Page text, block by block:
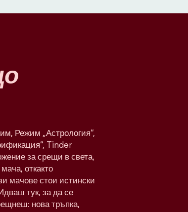
Режим „Астрология“,
Tinder
за срещи в света,
откакто
мачове стои истински
тук, за да се
нова тръпка,